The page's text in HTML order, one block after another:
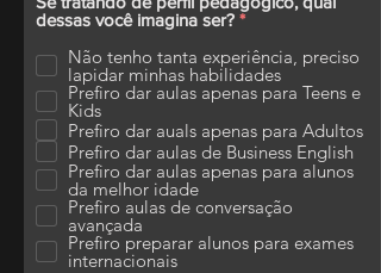
dessas você imagina ser? *O
r
i
g
t
ó
r
i
Não tenho tanta experiência, preciso
lapidar minhas habilidades
Prefiro dar aulas apenas para Teens e
Kids
Prefiro dar auals apenas para Adultos
Prefiro dar aulas de Business English
Prefiro dar aulas apenas para alunos
da melhor idade
Prefiro aulas de conversação
avançada
Prefiro preparar alunos para exames
internacionais